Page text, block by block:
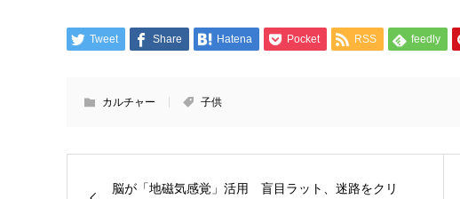
Tweet Share Hatena Pocket RSS feedly
カルチャー 子供
脳が「地磁気感覚」活用 盲目ラット、迷路をクリ